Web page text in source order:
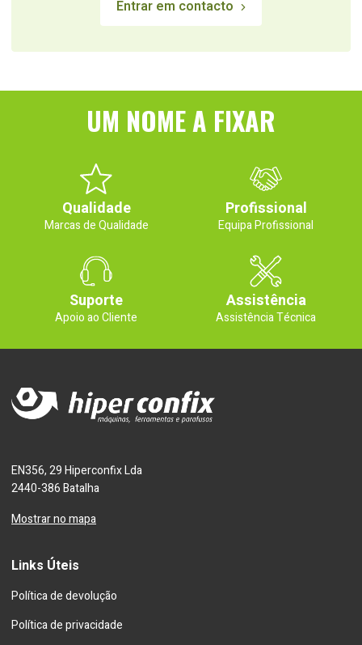
Entrar em contacto
UM NOME A FIXAR
Qualidade
Marcas de Qualidade
Profissional
Equipa Profissional
Suporte
Apoio ao Cliente
Assistência
Assistência Técnica
EN356, 29 Hiperconfix Lda
2440-386 Batalha
Mostrar no mapa
Links Úteis
Política de devolução
Política de privacidade